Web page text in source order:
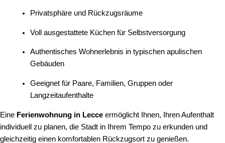
Privatsphäre und Rückzugsräume
Voll ausgestattete Küchen für Selbstversorgung
Authentisches Wohnerlebnis in typischen apulischen
Gebäuden
Geeignet für Paare, Familien, Gruppen oder
Langzeitaufenthalte
Eine Ferienwohnung in Lecce ermöglicht Ihnen, Ihren Aufenthalt
individuell zu planen, die Stadt in Ihrem Tempo zu erkunden und
gleichzeitig einen komfortablen Rückzugsort zu genießen.